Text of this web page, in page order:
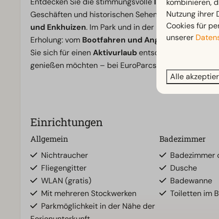
Geschäften und historischen Sehenswürdigkeiten
und Enkhuizen. Im Park und in der Umgebung gibt
Erholung: vom Bootfahren und Angelnbis hin zum
Sie sich für einenAktivurlaubentscheiden oder
genießen möchten – bei EuroParcs IJsselmeer
Einrichtungen
Allgemein
Nichtraucher
Fliegengitter
WLAN (gratis)
Mit mehreren Stockwerken
Parkmöglichkeit in der Nähe der
Badezimmer
Badezimmer
Dusche
Badewanne
Toiletten im
Nutzung ihrer
Cookies für
unserer
Alle